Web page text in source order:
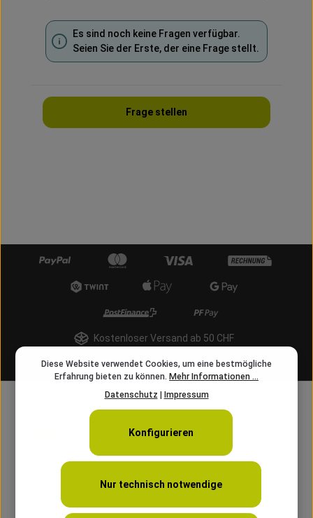
Es sind noch keine Fragen verfügbar.
Seien Sie der Erste, der eine Frage stellt.
Frage stellen
Kostenloser Versand ab 50 CHF
info@angelschnur.ch
Diese Website verwendet Cookies, um eine bestmögliche
Erfahrung bieten zu können. Mehr Informationen ...
Datenschutz
Impressum
Nur technisch notwendige
Konfigurieren